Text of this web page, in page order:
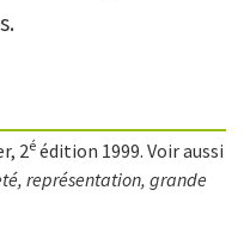
2é édition 1999. Voir aussi
représentation, grande